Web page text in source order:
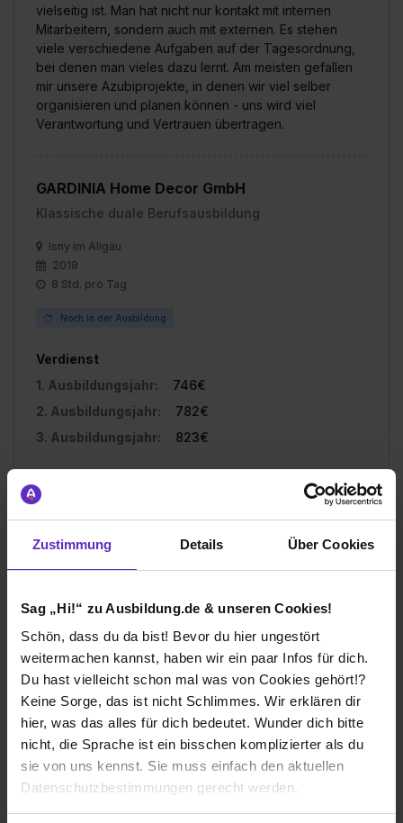
Zustimmung Details Über Cookies
Sag „Hi!“ zu Ausbildung.de & unseren Cookies!
Schön, dass du da bist! Bevor du hier ungestört
weitermachen kannst, haben wir ein paar Infos für dich.
Du hast vielleicht schon mal was von Cookies gehört!?
Keine Sorge, das ist nicht Schlimmes. Wir erklären dir
hier, was das alles für dich bedeutet. Wunder dich bitte
nicht, die Sprache ist ein bisschen komplizierter als du
sie von uns kennst. Sie muss einfach den aktuellen
Datenschutzbestimmungen gerecht werden.
vielseitig ist. Man hat nicht nur kontakt mit internen
Mitarbeitern, sondern auch mit externen. Es stehen
viele verschiedene Aufgaben auf der Tagesordnung,
bei denen man vieles dazu lernt. Am meisten gefallen
mir unsere Azubiprojekte, in denen wir viel selber
organisieren und planen können - uns wird viel
Verantwortung und Vertrauen übertragen.
GARDINIA Home Decor GmbH
Klassische duale Berufsausbildung
Isny im Allgäu
2018
8 Std. pro Tag
Noch in der Ausbildung
Verdienst
1. Ausbildungsjahr:
746€
2. Ausbildungsjahr:
782€
3. Ausbildungsjahr:
823€
weiterempfehlen!
Wie gefällt dir die Ausbildung bei deiner
Firma?
Als Azubi wird man von allen Mitarbeitern bei allen
Fragen unterstützt und kann schnell viel lernen. Wenn
man will kann man auch gleich ein bisschen
Verantwortung übernehmen. Die Kommunikation mit der
Ausbilderin ist sehr gut und immer freundlich. Auch bei
Schulischen Fragen wird man im ganzen Betreib
unterstützt und alle Fragen werden bestmöglich